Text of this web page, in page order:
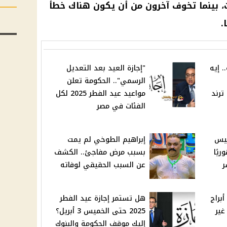
، بينما تخوف آخرون من أن يكون هناك خطأ
إيه
"إجازة العيد بعد التعديل
الرسمي".. الحكومة تعلن
مواعيد عيد الفطر 2025 لكل
الفئات في مصر
إبراهيم الطوخي لم يمت
بسبب مرض مفاجئ.. الكشف
عن السبب الحقيقي لوفاته
"حظهم دهب".. مواليد 4 أبراج
هل تستمر إجازة عيد الفطر
2025 حتى الخميس 3 أبريل؟
إليك موقف الحكومة والبنوك